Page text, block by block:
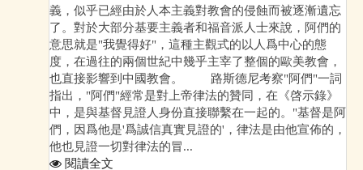
義，似乎已經由於人本主義對教會的侵蝕而被逐漸遺忘
了。對於大部分基要主義者和福音派人士來說，阿們的
意思就是"我覺得好"，這種主觀式的以人爲中心的態
度，在過往的兩個世紀中幾乎主宰了整個的歐美教會，
也直接影響到中國教會。 路斯德尼考察"阿們"一詞
指出，"阿們"經常是對上帝律法的贊同，在《啓示錄》
中，是與基督見證人身份直接聯繫在一起的。"基督是阿
們，因爲他是'爲誠信真實見證的'，律法是由他宣佈的，
他也見證一切對律法的冒...
閱讀全文